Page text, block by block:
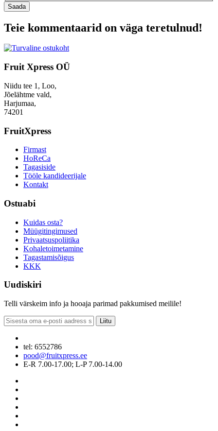
Saada
Teie kommentaarid on väga teretulnud!
Fruit Xpress OÜ
Niidu tee 1, Loo,
Jõelähtme vald,
Harjumaa,
74201
FruitXpress
Firmast
HoReCa
Tagasiside
Tööle kandideerijale
Kontakt
Ostuabi
Kuidas osta?
Müügitingimused
Privaatsuspoliitika
Kohaletoimetamine
Tagastamisõigus
KKK
Uudiskiri
Telli värskeim info ja hooaja parimad pakkumised meilile!
Liitu
tel: 6552786
pood@fruitxpress.ee
E-R 7.00-17.00; L-P 7.00-14.00